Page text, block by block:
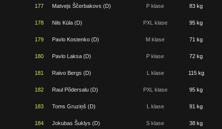
177 Matvejs Ščerbakovs (D) P klase 83 kg
178 Nils Kūla (D) PXL klase 95 kg
179 Pavlo Kostenko (D) M klase 71 kg
180 Pavlo Laksa (D) P klase 72 kg
181 Raivo Bergs (D) L klase 115 kg
182 Raul Põdersalu (D) PXL klase 95 kg
183 Toms Gruziņš (D) L klase 91 kg
184 Jokubas Šuklys (D) S klase 38 kg